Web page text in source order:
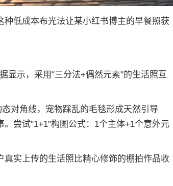
低成本布光法让某小红书博主的早餐照获
显示，采用"三分法+偶然元素"的生活照互
对角线，宠物踩乱的毛毯形成天然引导
尝试"1+1"构图公式：1个主体+1个意外元
实上传的生活照比精心修饰的棚拍作品收